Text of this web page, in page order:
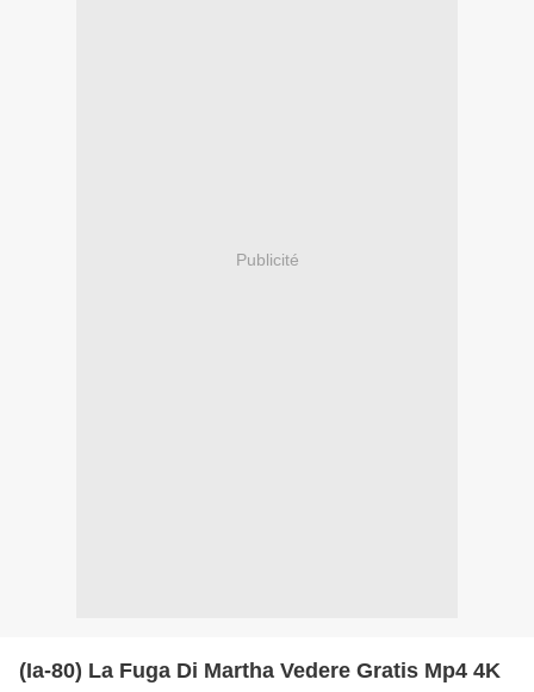
Publicité
(Ia-80) La Fuga Di Martha Vedere Gratis Mp4 4K